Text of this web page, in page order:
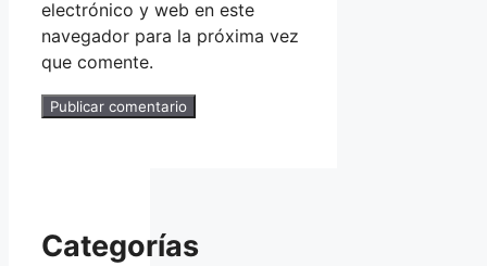
electrónico y web en este
navegador para la próxima vez
que comente.
Categorías